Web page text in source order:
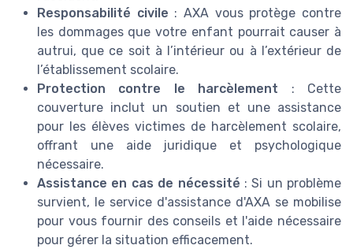
Responsabilité civile : AXA vous protège contre
les dommages que votre enfant pourrait causer à
autrui, que ce soit à l’intérieur ou à l’extérieur de
l’établissement scolaire.
Protection contre le harcèlement : Cette
couverture inclut un soutien et une assistance
pour les élèves victimes de harcèlement scolaire,
offrant une aide juridique et psychologique
nécessaire.
Assistance en cas de nécessité : Si un problème
survient, le service d'assistance d'AXA se mobilise
pour vous fournir des conseils et l'aide nécessaire
pour gérer la situation efficacement.